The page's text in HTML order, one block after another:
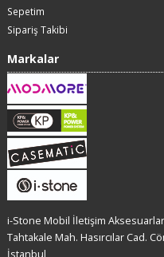
Sepetim
Sipariş Takibi
Markalar
i-Stone Mobil İletişim
Tahtakale Mah. Hasırcılar Cad.